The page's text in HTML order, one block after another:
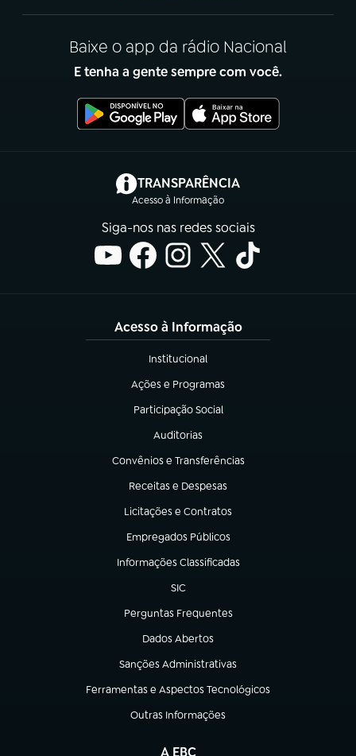
Baixe o app da rádio Nacional
E tenha a gente sempre com você.
TRANSPARÊNCIA
Acesso à Informação
(abre em nova aba)
Siga-nos nas redes sociais
Acesso à Informação
Institucional
(abre em nova aba)
Ações e Programas
(abre em nova aba)
Participação Social
(abre em nova aba)
Auditorias
(abre em nova aba)
Convênios e Transferências
(abre em nova aba)
Receitas e Despesas
(abre em nova aba)
Licitações e Contratos
(abre em nova aba)
Empregados Públicos
(abre em nova aba)
Informações Classificadas
(abre em nova aba)
SIC
(abre em nova aba)
Perguntas Frequentes
(abre em nova aba)
Dados Abertos
(abre em nova aba)
Sanções Administrativas
(abre em nova aba)
Ferramentas e Aspectos Tecnológicos
(abre em nova aba)
Outras Informações
(abre em nova aba)
A EBC